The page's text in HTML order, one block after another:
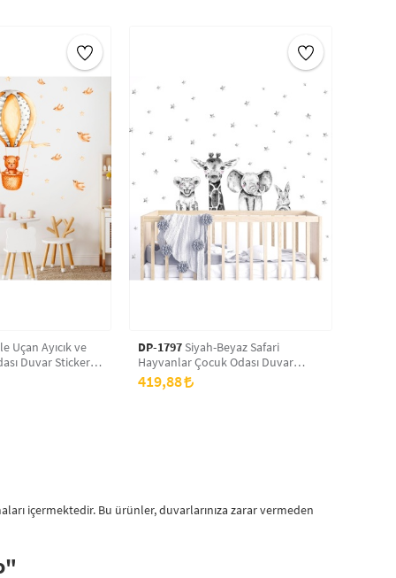
Uçan Ayıcık ve
Duvar Sticker
DP-1797 Siyah-Beyaz Safari
Hayvanlar Çocuk Odası Duvar
Sticker 50 x 70 cm
419,88
içermektedir. Bu ürünler, duvarlarınıza zarar vermeden